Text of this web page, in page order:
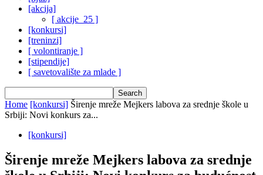
[akcija]
[ akcije_25 ]
[konkursi]
[treninzi]
[ volontiranje ]
[stipendije]
[ savetovalište za mlade ]
Home [konkursi] Širenje mreže Mejkers labova za srednje škole u
Srbiji: Novi konkurs za...
[konkursi]
Širenje mreže Mejkers labova za srednje